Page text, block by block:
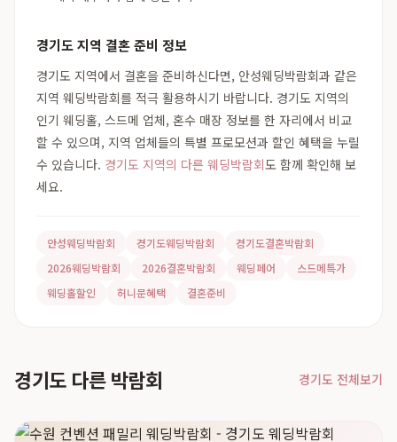
경기도 지역 결혼 준비 정보
경기도 지역에서 결혼을 준비하신다면, 안성웨딩박람회과 같은
지역 웨딩박람회를 적극 활용하시기 바랍니다. 경기도 지역의
인기 웨딩홀, 스드메 업체, 혼수 매장 정보를 한 자리에서 비교
할 수 있으며, 지역 업체들의 특별 프로모션과 할인 혜택을 누릴
수 있습니다. 경기도 지역의 다른 웨딩박람회도 함께 확인해 보
세요.
안성웨딩박람회 경기도웨딩박람회
경기도결혼박람회
2026웨딩박람회
2026결혼박람회 웨딩페어
스드메특가
웨딩홀할인
허니문혜택 결혼준비
경기도 다른 박람회 경기도 전체보기